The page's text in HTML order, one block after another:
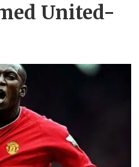
United-